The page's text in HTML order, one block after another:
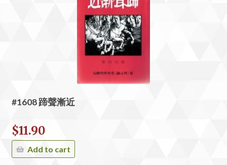
#1608 蹄聲漸近
$11.90
Add to cart